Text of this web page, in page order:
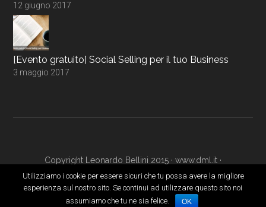
12 giugno 2017
[Evento gratuito] Social Selling per il tuo Business
3 maggio 2017
Copyright Leonardo Bellini 2015 · www.dml.it ·
www.digitalmarketingacademy.it· Login
Utilizziamo i cookie per essere sicuri che tu possa avere la migliore
esperienza sul nostro sito. Se continui ad utilizzare questo sito noi
assumiamo che tu ne sia felice.
OK